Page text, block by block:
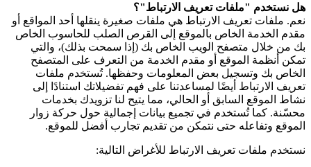
هل نستخدم "ملفات تعريف الارتباط"؟
نعم. ملفات تعريف الارتباط هي ملفات صغيرة ينقلها أحد المواقع أو
مقدم الخدمة الخاص بالموقع إلى القرص الصلب للحاسوب الخاص
بك من خلال متصفح الويب الخاص بك (إذا سمحت بذلك)، والتي
تمكن أنظمة الموقع أو مقدم الخدمة من التعرف على المتصفح
الخاص بك وتسجيل بعض المعلومات وحفظها. تُستخدم ملفات
تعريف الارتباط أيضًا لمساعدتنا على فهم تفضيلاتك استنادًا إلى
نشاط الموقع السابق أو الحالي، مما يتيح لنا تزويدك بخدمات
محسّنة. كما تُستخدم في تجميع بيانات إجمالية حول حركة زوار
الموقع وتفاعله حتى نتمكن من تقديم تجارب أفضل للموقع.
نستخدم ملفات تعريف الارتباط للأغراض التالية: